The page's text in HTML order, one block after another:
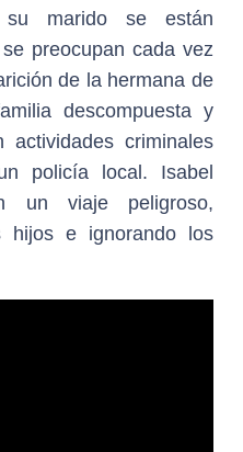
su marido se están
preocupan cada vez
de la hermana de
descompuesta y
criminales
policía local. Isabel
un viaje peligroso,
e ignorando los